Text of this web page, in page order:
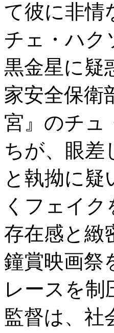
て彼に非情
チェ・ハク
黒金星に疑
家安全保衛
宮』のチュ
ちが、眼差
と執拗に
くフェイ
存在感と緻
鐘賞映画祭
レースを制
監督は、社